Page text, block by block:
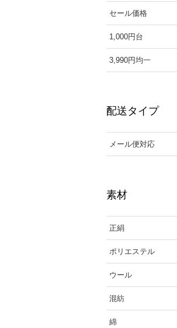
セール価格
1,000円台
3,990円均一
配送タイプ
メール便対応
素材
正絹
ポリエステル
ウール
混紡
綿